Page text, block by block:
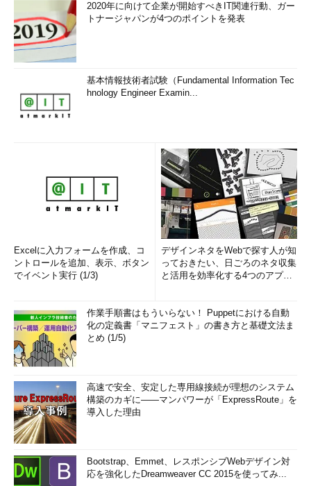
2020年に向けて企業が開始すべきIT関連行動、ガー
トナージャパンが4つのポイントを発表
基本情報技術者試験（Fundamental Information Tec
hnology Engineer Examin...
Excelに入力フォームを作成、コ
ントロールを追加、表示、ボタン
でイベント実行 (1/3)
デザインネタをWebで探す人が知
っておきたい、日ごろのネタ収集
と活用を効率化する4つのアプリ
作業手順書はもういらない！ Puppetにおける自動
化の定義書「マニフェスト」の書き方と基礎文法ま
とめ (1/5)
高速で安全、安定した専用線接続が理想のシステム
構築のカギに――マンパワーが「ExpressRoute」を
導入した理由
Bootstrap、Emmet、レスポンシブWebデザイン対
応を強化したDreamweaver CC 2015を使ってみ...